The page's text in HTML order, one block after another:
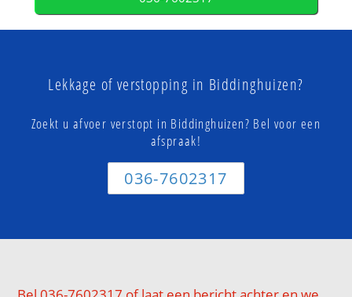
Lekkage of verstopping in Biddinghuizen?
Zoekt u afvoer verstopt in Biddinghuizen? Bel voor een
afspraak!
036-7602317